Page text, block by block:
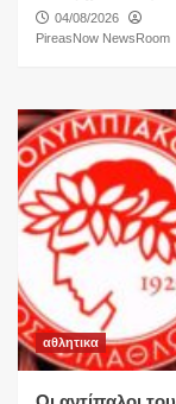
04/08/2026
PireasNow NewsRoom
αθλητικα